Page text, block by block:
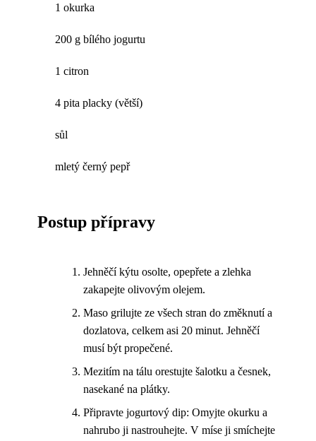
1 okurka
200 g bílého jogurtu
1 citron
4 pita placky (větší)
sůl
mletý černý pepř
Postup přípravy
Jehněčí kýtu osolte, opepřete a zlehka
zakapejte olivovým olejem.
Maso grilujte ze všech stran do změknutí a
dozlatova, celkem asi 20 minut. Jehněčí
musí být propečené.
Mezitím na tálu orestujte šalotku a česnek,
nasekané na plátky.
Připravte jogurtový dip: Omyjte okurku a
nahrubo ji nastrouhejte. V míse ji smíchejte